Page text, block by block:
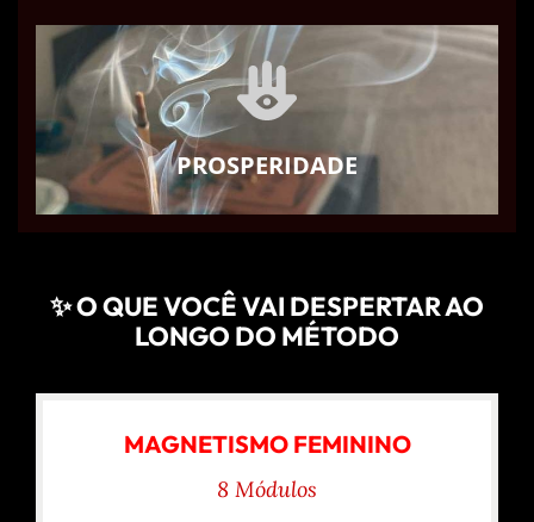
PROSPERIDADE
✨ O QUE VOCÊ VAI DESPERTAR AO
LONGO DO MÉTODO
MAGNETISMO FEMININO
8 Módulos